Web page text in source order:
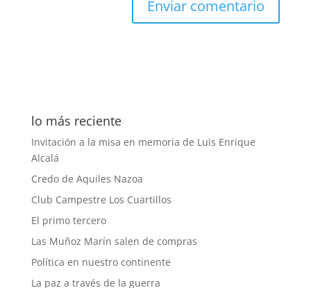
lo más reciente
Invitación a la misa en memoria de Luis Enrique
Alcalá
Credo de Aquiles Nazoa
Club Campestre Los Cuartillos
El primo tercero
Las Muñoz Marín salen de compras
Política en nuestro continente
La paz a través de la guerra